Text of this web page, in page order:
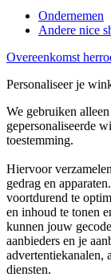
Ondernemen
Andere nice
Overeenkomst
Personaliseer je
We gebruiken
gepersonaliseerde
toestemming.
Hiervoor
gedrag en
voortdurend te
en inhoud te tonen
kunnen jouw
aanbieders en je
advertentiekanalen,
diensten.